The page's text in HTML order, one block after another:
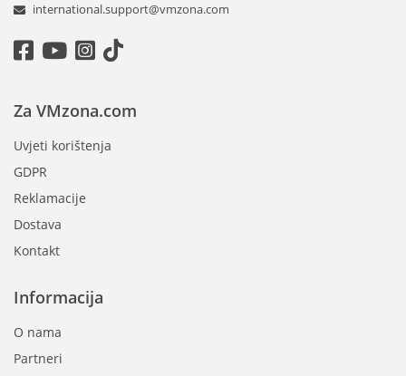
international.support@vmzona.com
Informacija
O nama
Partneri
Za VMzona.com
Uvjeti korištenja
GDPR
Reklamacije
Dostava
Kontakt